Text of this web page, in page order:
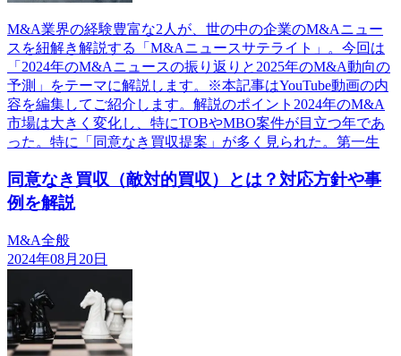
M&A業界の経験豊富な2人が、世の中の企業のM&Aニュー
スを紐解き解説する「M&Aニュースサテライト」。今回は
「2024年のM&Aニュースの振り返りと2025年のM&A動向の
予測」をテーマに解説します。※本記事はYouTube動画の内
容を編集してご紹介します。解説のポイント2024年のM&A
市場は大きく変化し、特にTOBやMBO案件が目立つ年であ
った。特に「同意なき買収提案」が多く見られた。第一生
同意なき買収（敵対的買収）とは？対応方針や事
例を解説
M&A全般
2024年08月20日